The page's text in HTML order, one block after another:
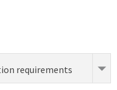
requirements